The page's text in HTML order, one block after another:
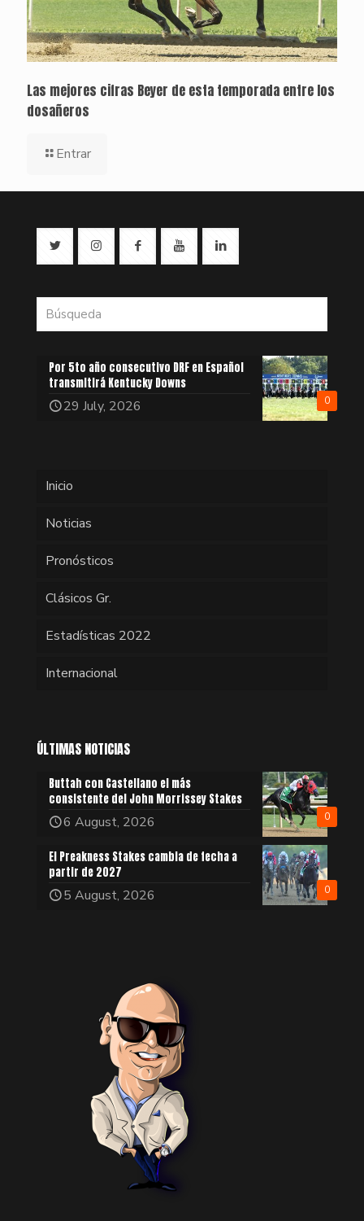
Las mejores cifras Beyer de esta temporada entre los
dosañeros
Entrar
0
Por 5to año consecutivo DRF en Español
transmitirá Kentucky Downs
29 July, 2026
Inicio
Noticias
Pronósticos
Clásicos Gr.
Estadísticas 2022
Internacional
ÚLTIMAS NOTICIAS
0
Buttah con Castellano el más
consistente del John Morrissey Stakes
6 August, 2026
0
El Preakness Stakes cambia de fecha a
partir de 2027
5 August, 2026